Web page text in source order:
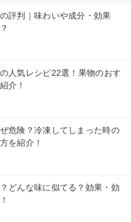
評判｜味わいや成分・効果
人気レシピ22選！果物のおす
介！
危険？冷凍してしまった時の
を紹介！
どんな味に似てる？効果・効